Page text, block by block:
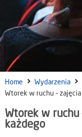
Home
Wydarzenia
Wtorek w ruchu –
Wtorek w
każdego